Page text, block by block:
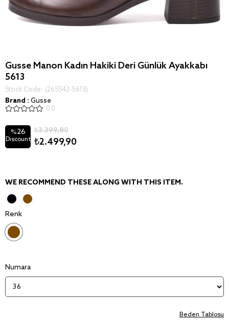
Gusse Manon Kadın Hakiki Deri Günlük Ayakkabı
5613
Stock Code
(26SS42-5613)
Brand : Gusse
0.0
%26
Discount
₺3.399,80
₺2.499,90
WE RECOMMEND THESE ALONG WITH THIS ITEM.
Renk
Numara
Beden Tablosu